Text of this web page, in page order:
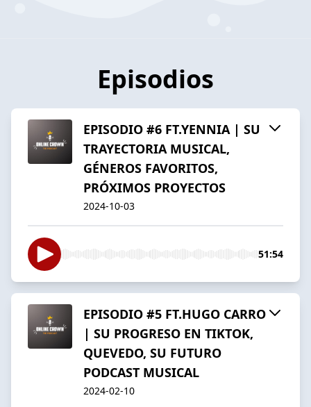
Episodios
EPISODIO #6 FT.YENNIA | SU
TRAYECTORIA MUSICAL,
GÉNEROS FAVORITOS,
PRÓXIMOS PROYECTOS
2024-10-03
51:54
EPISODIO #5 FT.HUGO CARRO
| SU PROGRESO EN TIKTOK,
QUEVEDO, SU FUTURO
PODCAST MUSICAL
2024-02-10